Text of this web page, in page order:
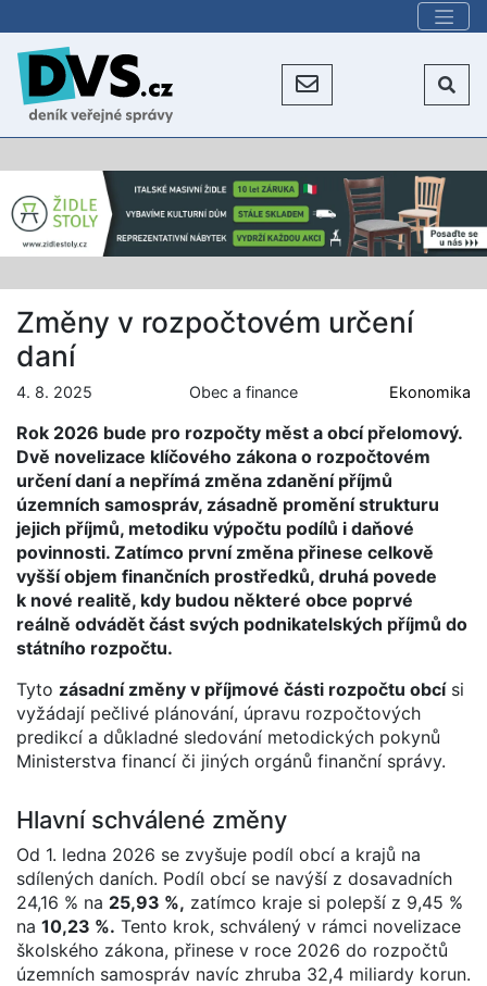
Změny v rozpočtovém určení
daní
4. 8. 2025 Obec a finance Ekonomika
Rok 2026 bude pro rozpočty měst a obcí přelomový.
Dvě novelizace klíčového zákona o rozpočtovém
určení daní a nepřímá změna zdanění příjmů
územních samospráv, zásadně promění strukturu
jejich příjmů, metodiku výpočtu podílů i daňové
povinnosti. Zatímco první změna přinese celkově
vyšší objem finančních prostředků, druhá povede
k nové realitě, kdy budou některé obce poprvé
reálně odvádět část svých podnikatelských příjmů do
státního rozpočtu.
Tyto zásadní změny v příjmové části rozpočtu obcísi
vyžádají pečlivé plánování, úpravu rozpočtových
predikcí a důkladné sledování metodických pokynů
Ministerstva financí či jiných orgánů finanční správy.
Hlavní schválené změny
Od 1. ledna 2026 se zvyšuje podíl obcí a krajů na
sdílených daních. Podíl obcí se navýší z dosavadních
24,16 % na 25,93 %, zatímco kraje si polepší z 9,45 %
na 10,23 %. Tento krok, schválený v rámci novelizace
školského zákona, přinese v roce 2026 do rozpočtů
územních samospráv navíc zhruba 32,4 miliardy korun.